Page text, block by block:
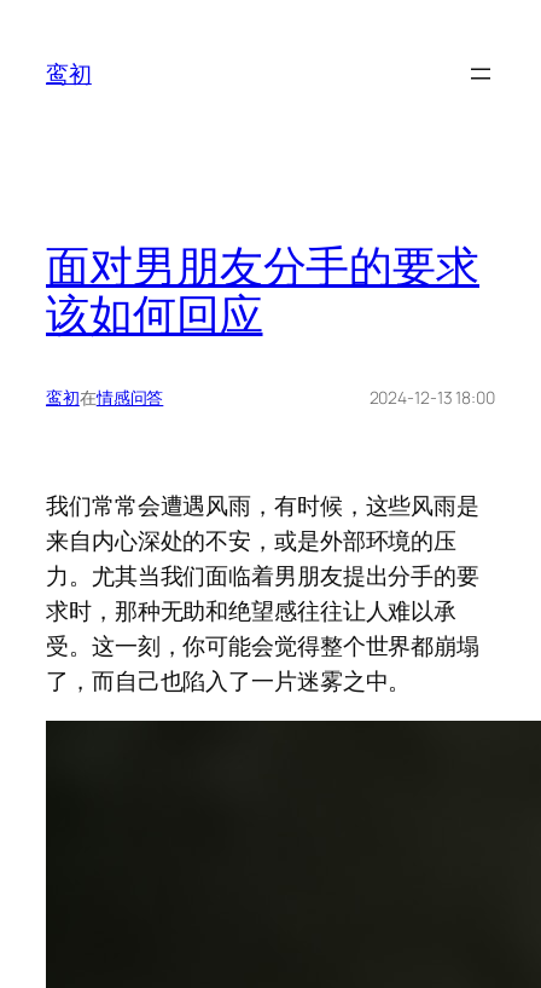
鸾初
面对男朋友分手的要求
该如何回应
鸾初在情感问答 2024-12-13 18:00
我们常常会遭遇风雨，有时候，这些风雨是
来自内心深处的不安，或是外部环境的压
力。尤其当我们面临着男朋友提出分手的要
求时，那种无助和绝望感往往让人难以承
受。这一刻，你可能会觉得整个世界都崩塌
了，而自己也陷入了一片迷雾之中。